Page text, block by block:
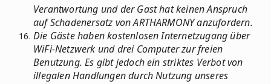
Verantwortung und der Gast hat keinen Anspruch
auf Schadenersatz von ARTHARMONY anzufordern.
Die Gäste haben kostenlosen Internetzugang über
WiFi-Netzwerk und drei Computer zur freien
Benutzung. Es gibt jedoch ein striktes Verbot von
illegalen Handlungen durch Nutzung unseres